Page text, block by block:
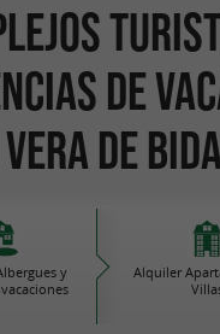
de
de
y
Alquiler